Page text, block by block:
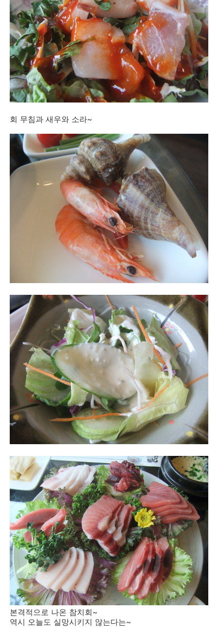
회 무침과 새우와 소라~
본격적으로 나온 참치회~
역시 오늘도 실망시키지 않는다는~